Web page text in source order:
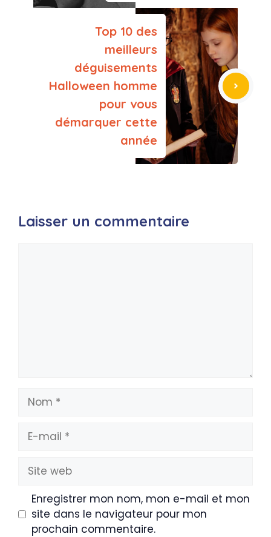
Top 10 des
meilleurs
déguisements
Halloween homme
pour vous
démarquer cette
année
Laisser un commentaire
Nom
mail
Site
web
Enregistrer mon nom, mon e-mail et mon
site dans le navigateur pour mon
prochain commentaire.